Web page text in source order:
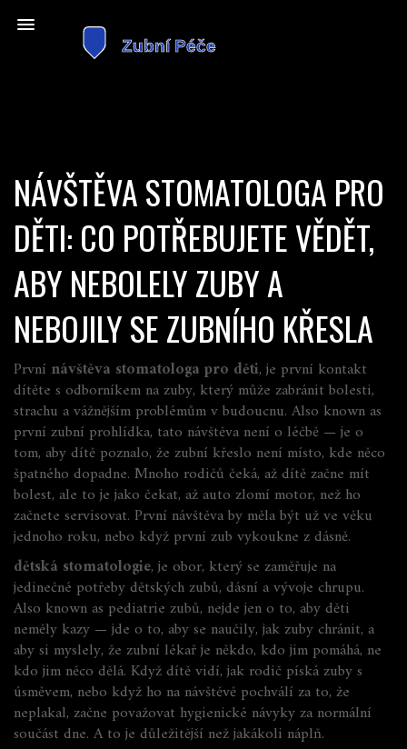
NÁVŠTĚVA STOMATOLOGA PRO
DĚTI: CO POTŘEBUJETE VĚDĚT,
ABY NEBOLELY ZUBY A
NEBOJILY SE ZUBNÍHO KŘESLA
První návštěva stomatologa pro děti,je první kontakt
dítěte s odborníkem na zuby, který může zabránit bolesti,
strachu a vážnějším problémům v budoucnu. Also known as
první zubní prohlídka, tato návštěva není o léčbě — je o
tom, aby dítě poznalo, že zubní křeslo není místo, kde něco
špatného dopadne. Mnoho rodičů čeká, až dítě začne mít
bolest, ale to je jako čekat, až auto zlomí motor, než ho
začnete servisovat. První návštěva by měla být už ve věku
jednoho roku, nebo když první zub vykoukne z dásně.
dětská stomatologie,je obor, který se zaměřuje na
jedinečné potřeby dětských zubů, dásní a vývoje chrupu.
Also known as pediatrie zubů, nejde jen o to, aby děti
neměly kazy — jde o to, aby se naučily, jak zuby chránit, a
aby si myslely, že zubní lékař je někdo, kdo jim pomáhá, ne
kdo jim něco dělá. Když dítě vidí, jak rodič píská zuby s
úsměvem, nebo když ho na návštěvě pochválí za to, že
neplakal, začne považovat hygienické návyky za normální
součást dne. A to je důležitější než jakákoli náplň.